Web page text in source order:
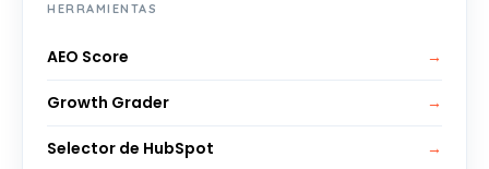
HERRAMIENTAS
AEO Score →
Growth Grader →
Selector de HubSpot →